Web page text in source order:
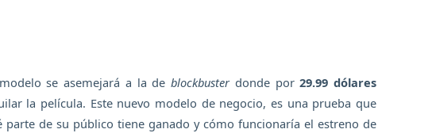
se asemejará a la de blockbusterdonde por29.99 dólares
la película. Este nuevo modelo de negocio, es una prueba que
parte de su público tiene ganado y cómo funcionaría el estreno de